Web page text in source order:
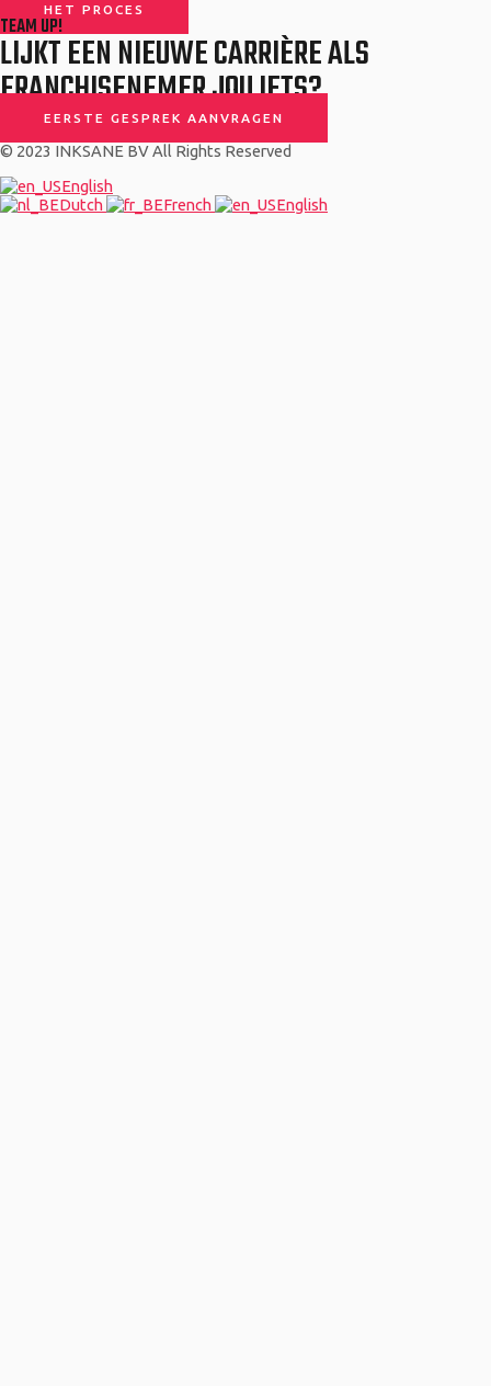
HET PROCES
TEAM UP!
LIJKT EEN NIEUWE CARRIÈRE ALS
FRANCHISENEMER JOU IETS?
EERSTE GESPREK AANVRAGEN
© 2023 INKSANE BV All Rights Reserved
English
Dutch
French English